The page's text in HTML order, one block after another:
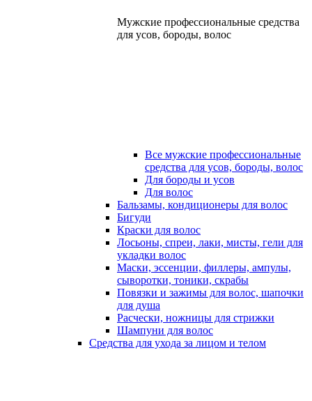
Мужские профессиональные средства
для усов, бороды, волос
Все мужские профессиональные
средства для усов, бороды, волос
Для бороды и усов
Для волос
Бальзамы, кондиционеры для волос
Бигуди
Краски для волос
Лосьоны, спреи, лаки, мисты, гели для
укладки волос
Маски, эссенции, филлеры, ампулы,
сыворотки, тоники, скрабы
Повязки и зажимы для волос, шапочки
для душа
Расчески, ножницы для стрижки
Шампуни для волос
Средства для ухода за лицом и телом